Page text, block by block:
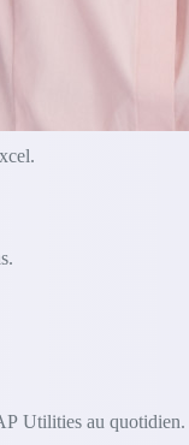
Utilities au quotidien.